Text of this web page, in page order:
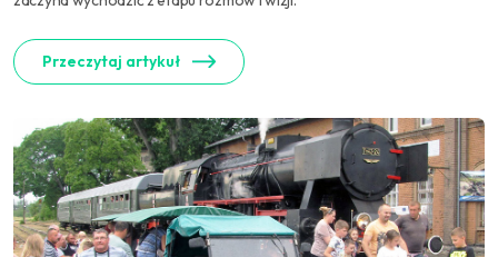
Przeczytaj artykuł